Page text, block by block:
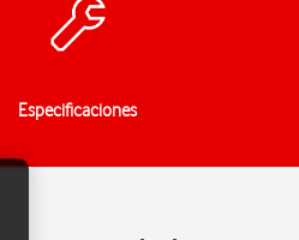
Especificaciones